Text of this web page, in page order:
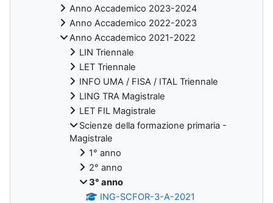
Anno Accademico 2023-2024
Anno Accademico 2022-2023
Anno Accademico 2021-2022
LIN Triennale
LET Triennale
INFO UMA / FISA / ITAL Triennale
LING TRA Magistrale
LET FIL Magistrale
Scienze della formazione primaria -
Magistrale
1° anno
2° anno
3° anno
ING-SCFOR-3-A-2021